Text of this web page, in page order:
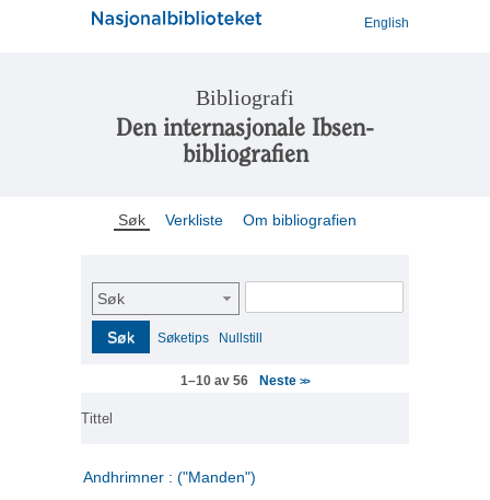
English
Bibliografi
Den internasjonale Ibsen-
bibliografien
Søk Verkliste Om bibliografien
Søk
Søk Søketips Nullstill
1–10 av 56 Neste>>
Tittel
Andhrimner : ("Manden")